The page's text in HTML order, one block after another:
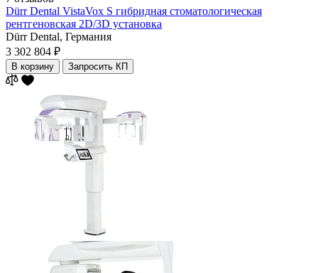
Dürr Dental VistaVox S гибридная стоматологическая
рентгеновская 2D/3D установка
Dürr Dental, Германия
3 302 804 ₽
В корзину Запросить КП